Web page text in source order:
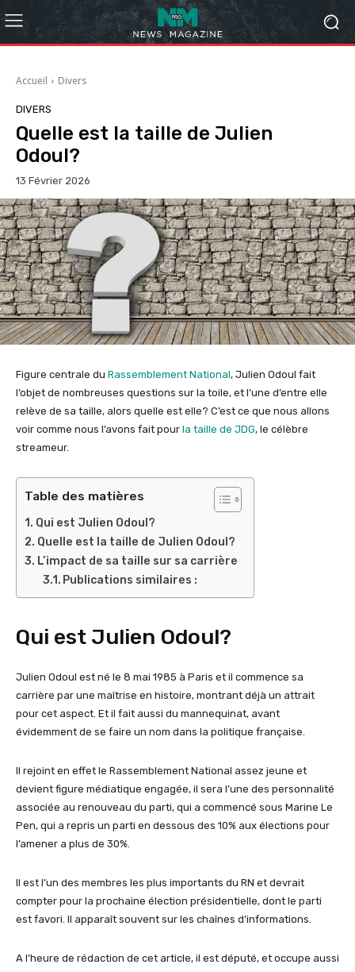
Accueil Divers
DIVERS
Quelle est la taille de Julien
Odoul?
13 Février 2026
Figure centrale du Rassemblement National, Julien Odoul fait
l’objet de nombreuses questions sur la toile, et l’une d’entre elle
relève de sa taille, alors quelle est elle? C’est ce que nous allons
voir comme nous l’avons fait pour la taille de JDG, le célèbre
streameur.
Table des matières
Qui est Julien Odoul?
Quelle est la taille de Julien Odoul?
L’impact de sa taille sur sa carrière
Publications similaires :
Qui est Julien Odoul?
Julien Odoul est né le 8 mai 1985 à Paris et il commence sa
carrière par une maîtrise en histoire, montrant déjà un attrait
pour cet aspect. Et il fait aussi du mannequinat, avant
évidemment de se faire un nom dans la politique française.
Il rejoint en effet le Rassemblement National assez jeune et
devient figure médiatique engagée, il sera l’une des personnalité
associée au renouveau du parti, qui a commencé sous Marine Le
Pen, qui a repris un parti en dessous des 10% aux élections pour
l’amener a plus de 30%.
Il est l’un des membres les plus importants du RN et devrait
compter pour la prochaine élection présidentielle, dont le parti
est favori. Il apparaît souvent sur les chaînes d’informations.
A l’heure de rédaction de cet article, il est député, et occupe aussi